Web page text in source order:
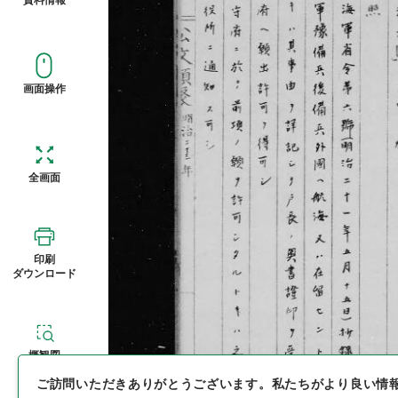
画面操作
全画面
印刷
ダウンロード
概観図
ご訪問いただきありがとうございます。 私たちがより良い情